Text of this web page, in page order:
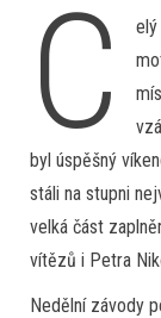
C
byl úspěšný
stáli na stupni
velká část
vítězů i Petra
Nedělní závody